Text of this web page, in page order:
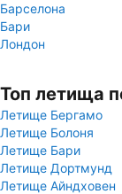
Барселона
Бари
Лондон
Топ летища
Летище Бергамо
Летище Болоня
Летище Бари
Летище Дортмунд
Летище Айндховен